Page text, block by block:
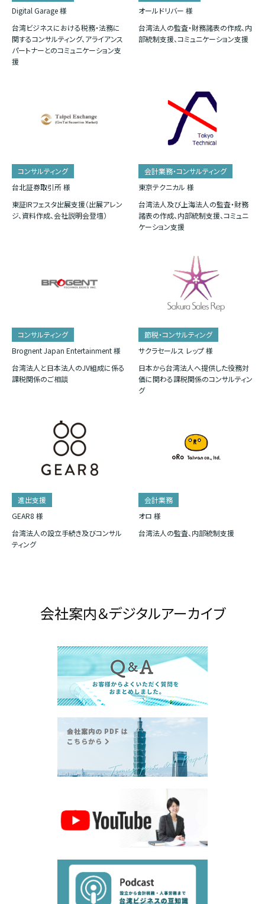
Digital Garage 様
台湾ビジネスにおける税務・法務に
関するコンサルティング、アライアンス
パートナーとのコミュニケーション支
援
オールドリバー 様
台湾法人の監査・財務諸表の作成、内
部統制支援、コミュニケーション支援
コンサルティング
台北証券取引所 様
東証IRフェスタ出展支援（出展アレン
ジ、資料作成、会社説明会登壇）
会計業務・コンサルティング
東京テクニカル 様
台湾法人及び上海法人の監査・財務
諸表の作成、内部統制支援、コミュニ
ケーション支援
コンサルティング
Brognent Japan Entertainment 様
台湾法人と日本法人のJV組成に係る
課税関係のご相談
節税・コンサルティング
サクラセールス レップ 様
日本から台湾法人へ提供した役務対
価に関わる課税関係のコンサルティン
グ
進出支援
GEAR8 様
台湾法人の設立手続き及びコンサル
ティング
会計業務
オロ 様
台湾法人の監査、内部統制支援
会社案内＆デジタルアーカイブ